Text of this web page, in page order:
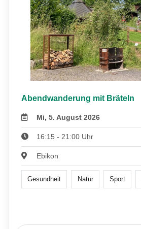
Abendwanderung mit Bräteln
Mi, 5. August 2026
16:15 - 21:00 Uhr
Ebikon
Gesundheit Natur Sport